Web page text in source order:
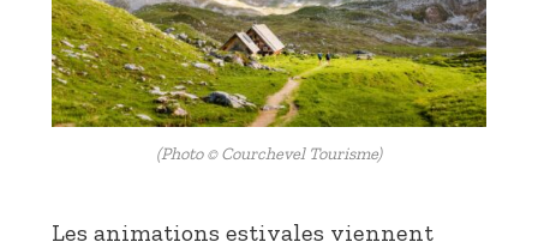
(Photo © Courchevel Tourisme)
Les animations estivales viennent